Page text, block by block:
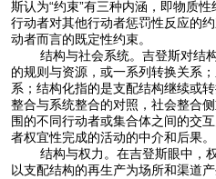
斯认为“约束”有三种内涵，即物
行动者对其他行动者惩罚性反应的
动者而言的既定性约束。
结构与社会系统。吉登斯对结构
的规则与资源，或一系列转换关系
系；结构化指的是支配结构继续或
整合与系统整合的对照，社会整合
围的不同行动者或集合体之间的交
者权宜性完成的活动的中介和后果。
结构与权力。在吉登斯眼中，权
以支配结构的再生产为场所和渠道